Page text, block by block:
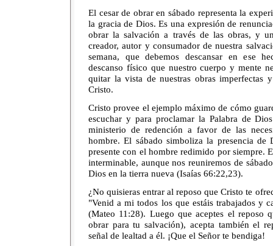
El cesar de obrar en sábado representa la
la gracia de Dios. Es una expresión de
obrar la salvación a través de las obras, y
creador, autor y consumador de nuestra
semana, que debemos descansar en ese
descanso físico que nuestro cuerpo y mente
quitar la vista de nuestras obras imperfectas
Cristo.
Cristo provee el ejemplo máximo de cómo
escuchar y para proclamar la Palabra de
ministerio de redención a favor de las
hombre. El sábado simboliza la presencia de
presente con el hombre redimido por siempre.
interminable, aunque nos reuniremos de
Dios en la tierra nueva (Isaías 66:22,23).
¿No quisieras entrar al reposo que Cristo te
"Venid a mi todos los que estáis trabajados y
(Mateo 11:28). Luego que aceptes el reposo
obrar para tu salvación), acepta también el
señal de lealtad a él. ¡Que el Señor te bendiga!